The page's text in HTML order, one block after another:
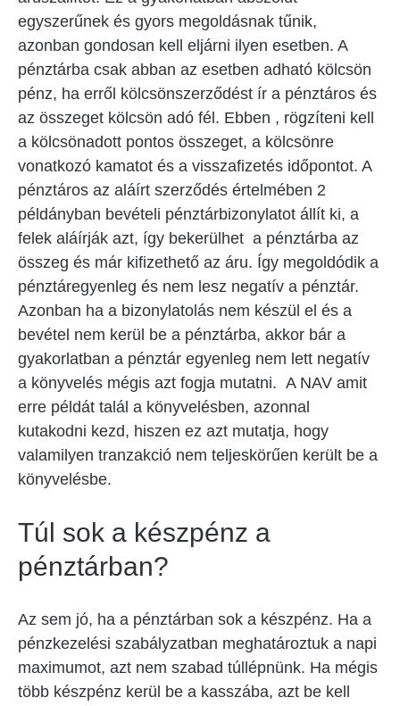
egyszerűnek és gyors megoldásnak tűnik,
azonban gondosan kell eljárni ilyen esetben. A
pénztárba csak abban az esetben adható kölcsön
pénz, ha erről kölcsönszerződést ír a pénztáros és
az összeget kölcsön adó fél. Ebben , rögzíteni kell
a kölcsönadott pontos összeget, a kölcsönre
vonatkozó kamatot és a visszafizetés időpontot. A
pénztáros az aláírt szerződés értelmében 2
példányban bevételi pénztárbizonylatot állít ki, a
felek aláírják azt, így bekerülhet a pénztárba az
összeg és már kifizethető az áru. Így megoldódik a
pénztáregyenleg és nem lesz negatív a pénztár.
Azonban ha a bizonylatolás nem készül el és a
bevétel nem kerül be a pénztárba, akkor bár a
gyakorlatban a pénztár egyenleg nem lett negatív
a könyvelés mégis azt fogja mutatni. A NAV amit
erre példát talál a könyvelésben, azonnal
kutakodni kezd, hiszen ez azt mutatja, hogy
valamilyen tranzakció nem teljeskörűen került be a
könyvelésbe.
Túl sok a készpénz a
pénztárban?
Az sem jó, ha a pénztárban sok a készpénz. Ha a
pénzkezelési szabályzatban meghatároztuk a napi
maximumot, azt nem szabad túllépnünk. Ha mégis
több készpénz kerül be a kasszába, azt be kell